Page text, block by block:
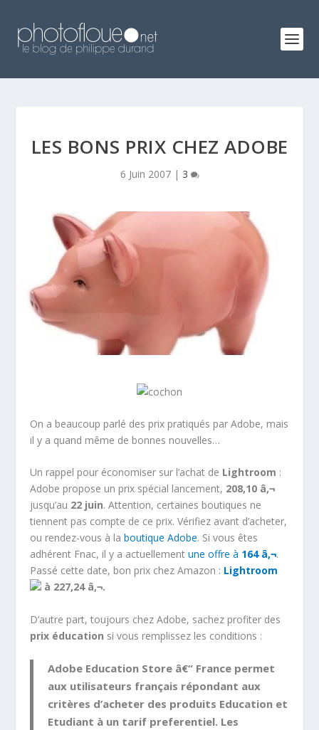
LES BONS PRIX CHEZ ADOBE
6 Juin 2007| 3
On a beaucoup parlé des prix pratiqués par Adobe, mais
il y a quand même de bonnes nouvelles…
Un rappel pour économiser sur l’achat de Lightroom :
Adobe propose un prix spécial lancement, 208,10 â‚¬
jusqu’au 22 juin. Attention, certaines boutiques ne
tiennent pas compte de ce prix. Vérifiez avant d’acheter,
ou rendez-vous à laboutique Adobe. Si vous êtes
adhérent Fnac, il y a actuellementune offre à 164 â‚¬.
Passé cette date, bon prix chez Amazon : Lightroom
à 227,24 â‚¬.
D’autre part, toujours chez Adobe, sachez profiter des
prix éducation si vous remplissez les conditions :
Adobe Education Store â€“ France permet
aux utilisateurs français répondant aux
critères d’acheter des produits Education et
Etudiant à un tarif preferentiel. Les